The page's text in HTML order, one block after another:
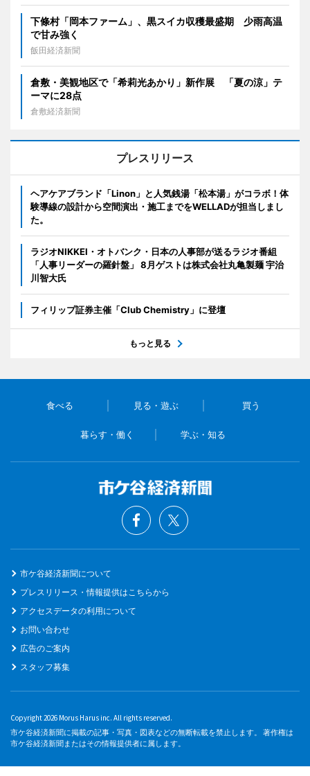
下條村「岡本ファーム」、黒スイカ収穫最盛期 少雨高温
で甘み強く
飯田経済新聞
倉敷・美観地区で「希莉光あかり」新作展 「夏の涼」テ
ーマに28点
倉敷経済新聞
プレスリリース
ヘアケアブランド「Linon」と人気銭湯「松本湯」がコラボ！体
験導線の設計から空間演出・施工までをWELLADが担当しまし
た。
ラジオNIKKEI・オトバンク・日本の人事部が送るラジオ番組
「人事リーダーの羅針盤」 8月ゲストは株式会社丸亀製麺 宇治
川智大氏
フィリップ証券主催「Club Chemistry」に登壇
もっと見る
食べる 見る・遊ぶ 買う
暮らす・働く 学ぶ・知る
市ケ谷経済新聞について
プレスリリース・情報提供はこちらから
アクセスデータの利用について
お問い合わせ
広告のご案内
スタッフ募集
Copyright 2026 Morus Harus inc. All rights reserved.
市ケ谷経済新聞に掲載の記事・写真・図表などの無断転載を禁止します。 著作権は
市ケ谷経済新聞またはその情報提供者に属します。